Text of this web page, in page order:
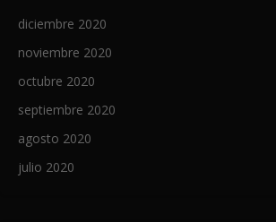
diciembre 2020
noviembre 2020
octubre 2020
septiembre 2020
agosto 2020
julio 2020